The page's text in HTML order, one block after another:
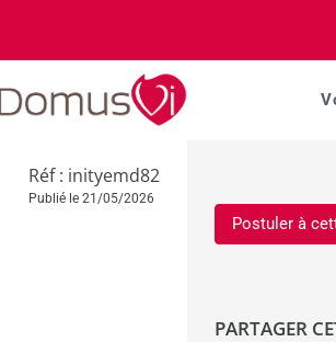
Réf : inityemd82
Publié le 21/05/2026
Postuler à
PARTAGER